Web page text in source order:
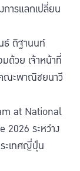
ารแลกเปลี่ยน
ธ์ ถิฐานนท์
ด้วย เจ้าหน้าที่
ณะพาณิชยนาวี
at National
ระหว่าง
ะเทศญี่ปุ่น